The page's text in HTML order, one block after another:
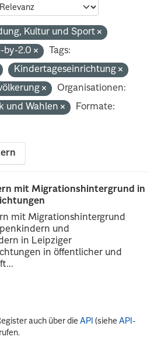
Kultur und Sport
by-2.0
Tags:
Kindertageseinrichtung
Organisationen:
und Wahlen
Formate:
mit Migrationshintergrund in
mit Migrationshintergrund
und
in Leipziger
in öffentlicher und
auch über dieAPI (sieheAPI-